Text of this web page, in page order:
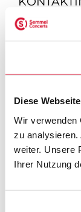
Diese
Wir verwenden
zu analysieren.
weiter. Unsere
Ihrer Nutzung
COOKIE-
© Semmel